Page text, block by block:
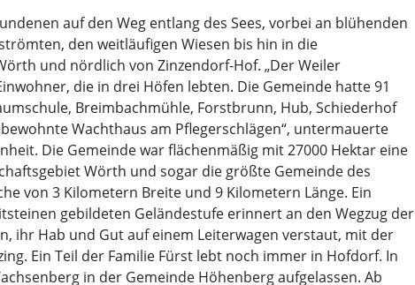
auf den Weg entlang des Sees, vorbei an blühenden
den weitläufigen Wiesen bis hin in die
und nördlich von Zinzendorf-Hof. „Der Weiler
die in drei Höfen lebten. Die Gemeinde hatte 91
Breimbachmühle, Forstbrunn, Hub, Schiederhof
Wachthaus am Pflegerschlägen“, untermauerte
Die Gemeinde war flächenmäßig mit 27000 Hektar eine
Wörth und sogar die größte Gemeinde des
von 3 Kilometern Breite und 9 Kilometern Länge. Ein
gebildeten Geländestufe erinnert an den Wegzug der
ihr Hab und Gut auf einem Leiterwagen verstaut, mit der
Ein Teil der Familie Fürst lebt noch immer in Hofdorf. In
in der Gemeinde Höhenberg aufgelassen. Ab